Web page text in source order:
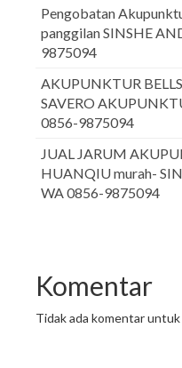
Pengobatan
panggilan SINSHE
9875094
AKUPUNKTUR
SAVERO
0856-9875094
JUAL JARUM
HUANQIU murah-
WA 0856-9875094
Komentar
Tidak ada komentar